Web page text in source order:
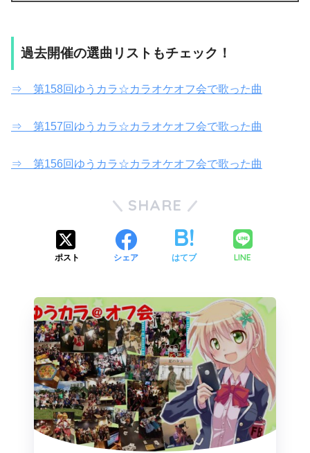
過去開催の選曲リストもチェック！
⇒ 第158回ゆうカラ☆カラオケオフ会で歌った曲
⇒ 第157回ゆうカラ☆カラオケオフ会で歌った曲
⇒ 第156回ゆうカラ☆カラオケオフ会で歌った曲
SHARE
ポスト シェア はてブ LINE